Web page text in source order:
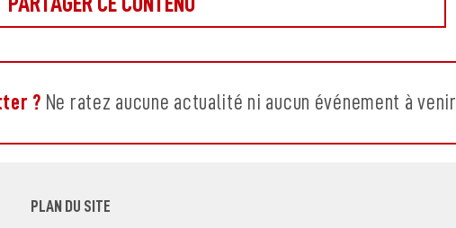
? Ne ratez aucune actualité ni aucun événement à venir
PLAN DU SITE